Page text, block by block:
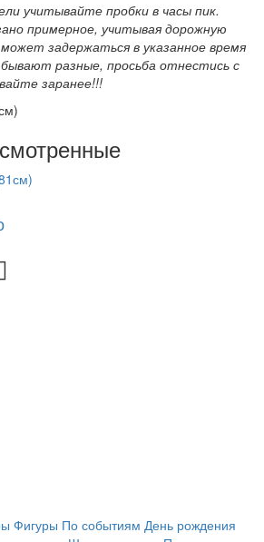
учитывайте пробки в часы пик.
примерное, учитывая дорожную
задержаться в указанное время
разные, просьба отнестись с
заранее!!!
Фигуры По событиям День рождения